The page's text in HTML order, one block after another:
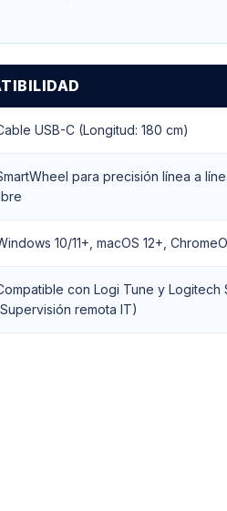
USB-C (Longitud: 180 cm)
para precisión línea a
10/11+, macOS 12+,
con Logi Tune y Logitech
remota IT)